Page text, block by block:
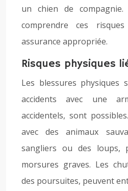
un chien de
comprendre ces
assurance appropriée.
Risques physiques
Les blessures physiques
accidents avec une
accidentels, sont
avec des animaux
sangliers ou des loups,
morsures graves. Les
des poursuites, peuvent